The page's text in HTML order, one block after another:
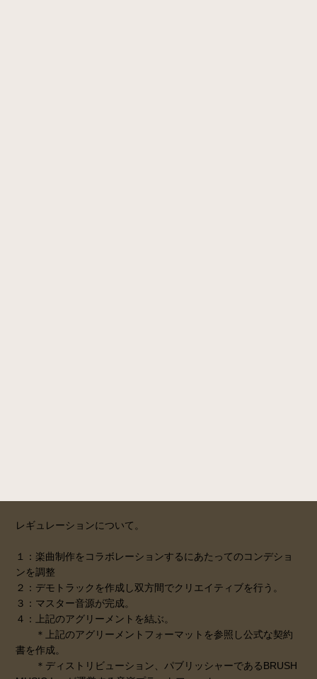
レギュレーションについて。
１：楽曲制作をコラボレーションするにあたってのコンデショ
ンを調整
２：デモトラックを作成し双方間でクリエイティブを行う。
３：マスター音源が完成。
４：上記のアグリーメントを結ぶ。
＊上記のアグリーメントフォーマットを参照し公式な契約
書を作成。
＊ディストリビューション、パブリッシャーであるBRUSH